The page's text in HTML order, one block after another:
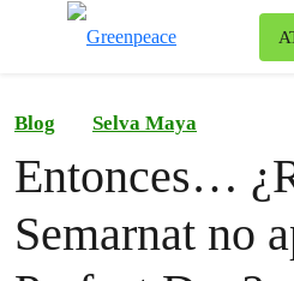
Blog Selva Maya
Entonces…
Semarnat no